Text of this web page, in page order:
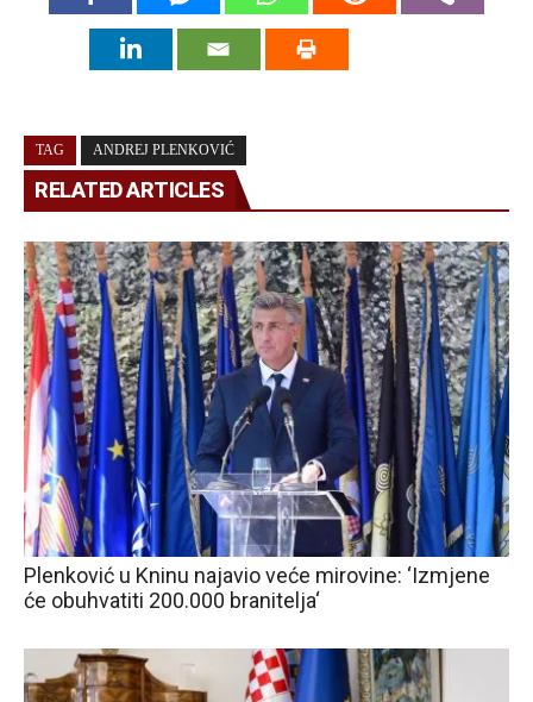
TAG ANDREJ PLENKOVIĆ
RELATED ARTICLES
Plenković u Kninu najavio veće mirovine: ‘Izmjene
će obuhvatiti 200.000 branitelja‘